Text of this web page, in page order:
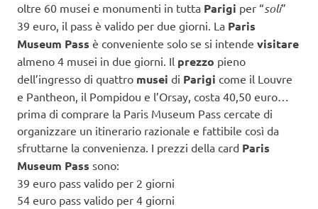
oltre 60 musei e monumenti in tutta Parigi per “soli”
39 euro, il pass è valido per due giorni. La Paris
Museum Pass è conveniente solo se si intende visitare
almeno 4 musei in due giorni. Il prezzo pieno
dell’ingresso di quattro musei di Parigi come il Louvre
e Pantheon, il Pompidou e l’Orsay, costa 40,50 euro…
prima di comprare la Paris Museum Pass cercate di
organizzare un itinerario razionale e fattibile così da
sfruttarne la convenienza. I prezzi della card Paris
Museum Pass sono:
39 euro pass valido per 2 giorni
54 euro pass valido per 4 giorni